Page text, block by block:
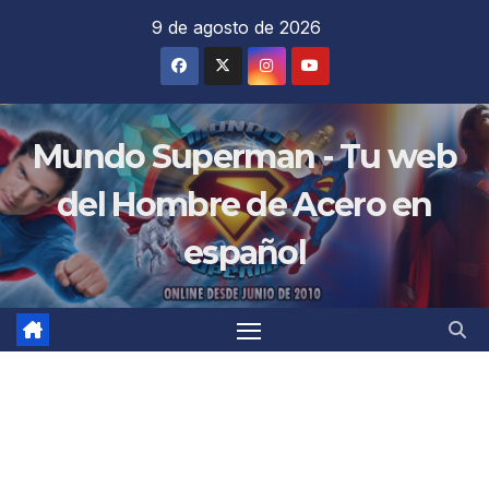
9 de agosto de 2026
Mundo Superman - Tu web
del Hombre de Acero en
español